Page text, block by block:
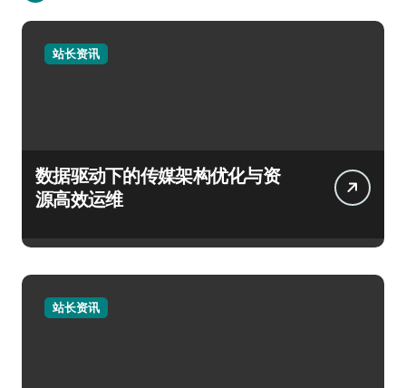
站长资讯
数据驱动下的传媒架构优化与资
源高效运维
站长资讯